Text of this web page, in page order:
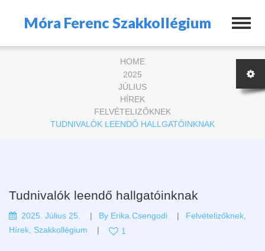
Móra Ferenc Szakkollégium
HOME
2025
JÚLIUS
HÍREK
FELVÉTELIZŐKNEK
TUDNIVALÓK LEENDŐ HALLGATÓINKNAK
Tudnivalók leendő hallgatóinknak
2025. Július 25. By Erika.csengodi Felvételizőknek
Hírek Szakkollégium 1